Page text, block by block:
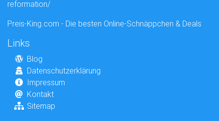
reformation/
Preis-King.com - Die besten Online-Schnäppchen & Deals
Links
Blog
Datenschutzerklärung
Impressum
Kontakt
Sitemap